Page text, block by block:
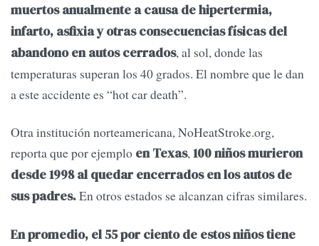
muertos anualmente a causa de hipertermia,
infarto, asfixia y otras consecuencias físicas del
abandono en autos cerrados, al sol, donde las
temperaturas superan los 40 grados. El nombre que le dan
a este accidente es “hot car death”.
Otra institución norteamericana, NoHeatStroke.org,
reporta que por ejemplo en Texas,100 niños murieron
desde 1998 al quedar encerrados en los autos de
sus padres.En otros estados se alcanzan cifras similares.
En promedio, el 55 por ciento de estos niños tiene